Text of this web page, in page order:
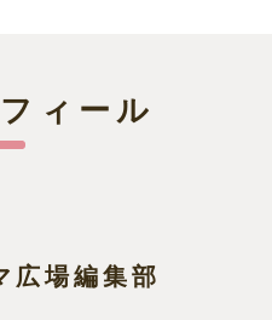
ィール
広場編集部